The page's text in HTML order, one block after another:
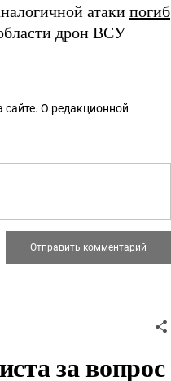
атаки погиб
дрон ВСУ
сайте. О редакционной
за вопрос